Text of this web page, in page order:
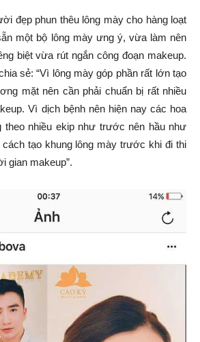
đẹp phun thêu lông mày cho hàng loạt
một bộ lông mày ưng ý, vừa làm nên
biệt vừa rút ngắn công đoạn makeup.
sẻ: “Vì lông mày góp phần rất lớn tạo
mặt nên cần phải chuẩn bị rất nhiều
Vì dịch bệnh nên hiện nay các hoa
theo nhiều ekip như trước nên hầu như
tạo khung lông mày trước khi đi thi
gian makeup”.